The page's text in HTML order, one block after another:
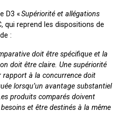
D3 «Supériorité et allégations
qui reprend les dispositions de
:
doit être spécifique et la
doit être claire. Une supériorité
rapport à la concurrence doit
lorsqu’un avantage substantiel
produits comparés doivent
et être destinés à la même